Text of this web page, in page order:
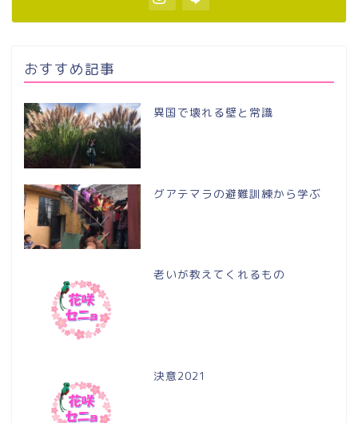
おすすめ記事
異国で壊れる壁と常識
グアテマラの避難訓練から学ぶ
老いが教えてくれるもの
決意2021